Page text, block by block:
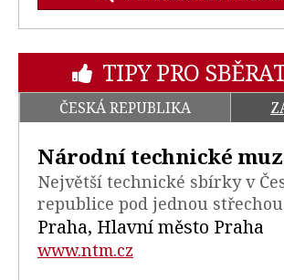
TIPY PRO
ČESKÁ REPUBLIKA
Národní technické
Největší technické sbírky v
republice pod jednou
Praha, Hlavní město Praha
www.ntm.cz